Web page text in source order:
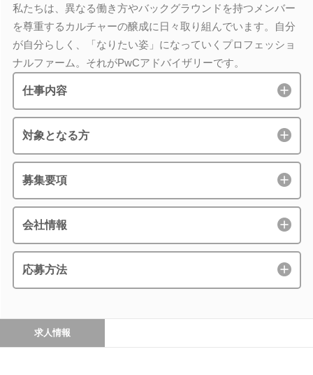
私たちは、異なる働き方やバックグラウンドを持つメンバー
を尊重するカルチャーの醸成に日々取り組んでいます。自分
が自分らしく、「なりたい姿」になっていくプロフェッショ
ナルファーム。それがPwCアドバイザリーです。
仕事内容
対象となる方
募集要項
会社情報
応募方法
求人情報